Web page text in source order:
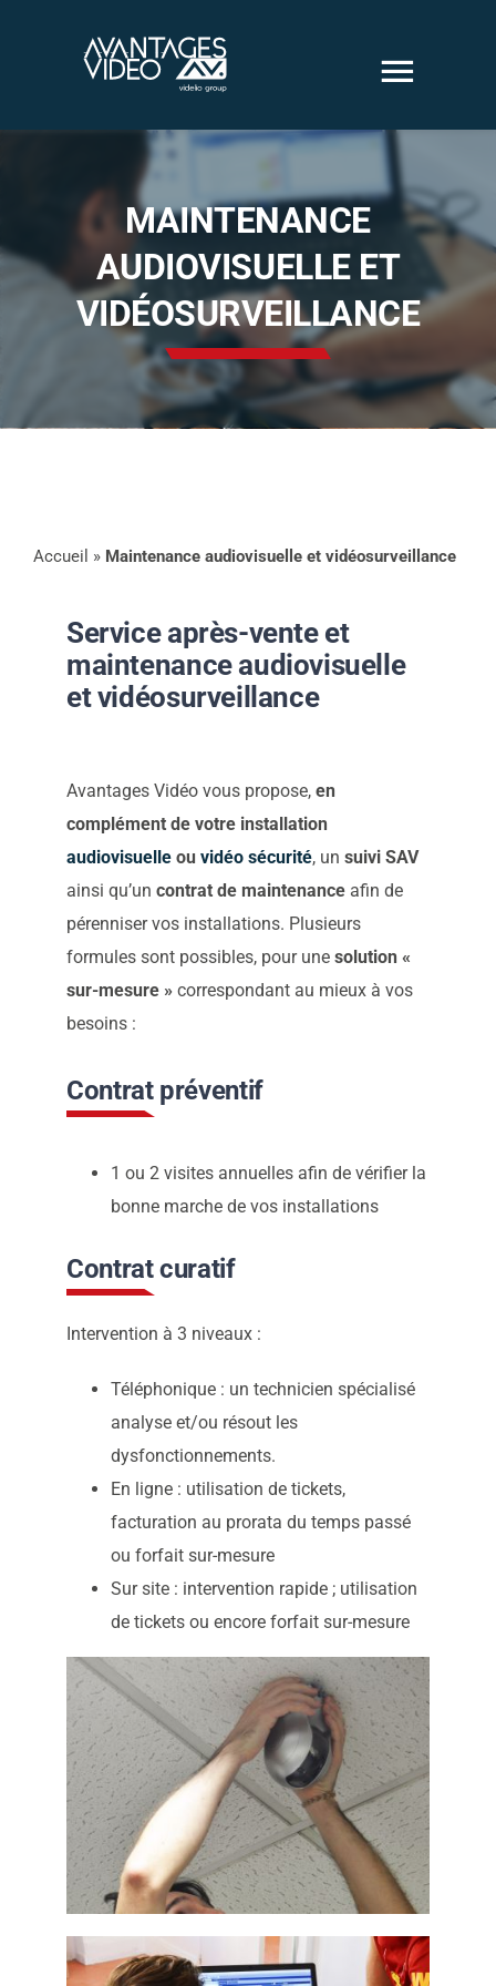
MAINTENANCE
AUDIOVISUELLE ET
VIDÉOSURVEILLANCE
Accueil » Maintenance audiovisuelle et vidéosurveillance
Service après-vente et
maintenance audiovisuelle
et vidéosurveillance
Avantages Vidéo vous propose, en
complément de votre installation
audiovisuelle ou vidéo sécurité, un suivi SAV
ainsi qu’un contrat de maintenanceafin de
pérenniser vos installations. Plusieurs
formules sont possibles, pour une solution «
sur-mesure »correspondant au mieux à vos
besoins :
Contrat préventif
1 ou 2 visites annuelles afin de vérifier la
bonne marche de vos installations
Contrat curatif
Intervention à 3 niveaux :
Téléphonique : un technicien spécialisé
analyse et/ou résout les
dysfonctionnements.
En ligne : utilisation de tickets,
facturation au prorata du temps passé
ou forfait sur-mesure
Sur site : intervention rapide ; utilisation
de tickets ou encore forfait sur-mesure
Solutions
audiovisuelles
Solutions vidéo
sécurité
Nous sommes
Support
Télécharger notre
brochure
Appelez nous
Envoyez nous un email